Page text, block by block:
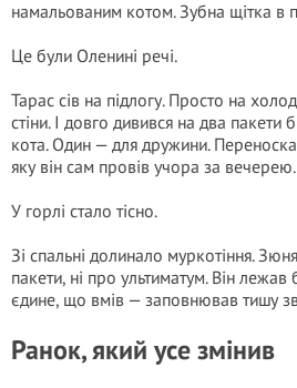
намальованим котом. Зубна щітка в
Це були Оленині речі.
Тарас сів на підлогу. Просто на
стіни. І довго дивився на два пакети
кота. Один — для дружини.
яку він сам провів учора за вечерею.
У горлі стало тісно.
Зі спальні долинало муркотіння.
пакети, ні про ультиматум. Він лежав
єдине, що вмів — заповнював тишу
Ранок, який усе змінив